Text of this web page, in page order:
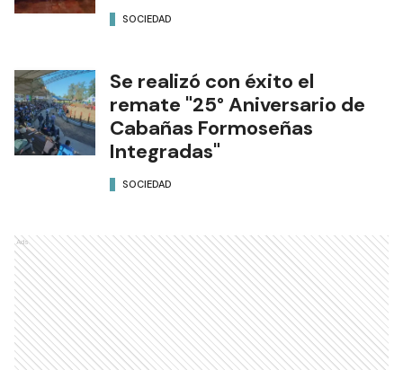
SOCIEDAD
Se realizó con éxito el
remate "25° Aniversario de
Cabañas Formoseñas
Integradas"
SOCIEDAD
Ads